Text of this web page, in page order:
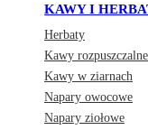
KAWY I
Herbaty
Kawy rozpuszczalne
Kawy w ziarnach
Napary owocowe
Napary ziołowe